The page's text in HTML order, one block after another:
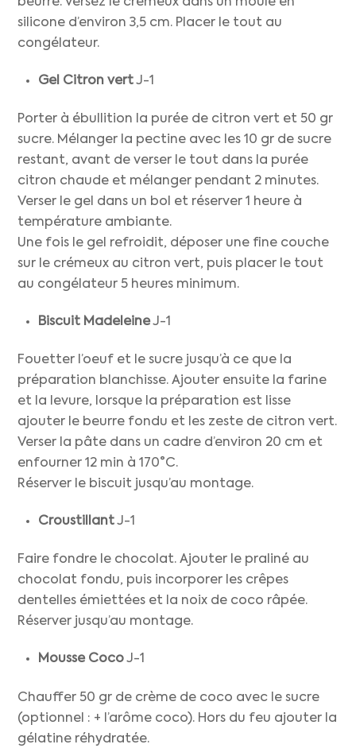
silicone d’environ 3,5 cm. Placer le tout au
congélateur.
Gel Citron vertJ-1
Porter à ébullition la purée de citron vert et 50 gr
sucre. Mélanger la pectine avec les 10 gr de sucre
restant, avant de verser le tout dans la purée
citron chaude et mélanger pendant 2 minutes.
Verser le gel dans un bol et réserver 1 heure à
température ambiante.
Une fois le gel refroidit, déposer une fine couche
sur le crémeux au citron vert, puis placer le tout
au congélateur 5 heures minimum.
Biscuit MadeleineJ-1
Fouetter l’oeuf et le sucre jusqu’à ce que la
préparation blanchisse. Ajouter ensuite la farine
et la levure, lorsque la préparation est lisse
ajouter le beurre fondu et les zeste de citron vert.
Verser la pâte dans un cadre d’environ 20 cm et
enfourner 12 min à 170°C.
Réserver le biscuit jusqu’au montage.
CroustillantJ-1
Faire fondre le chocolat. Ajouter le praliné au
chocolat fondu, puis incorporer les crêpes
dentelles émiettées et la noix de coco râpée.
Réserver jusqu’au montage.
Mousse CocoJ-1
Chauffer 50 gr de crème de coco avec le sucre
(optionnel : + l’arôme coco). Hors du feu ajouter la
gélatine réhydratée.